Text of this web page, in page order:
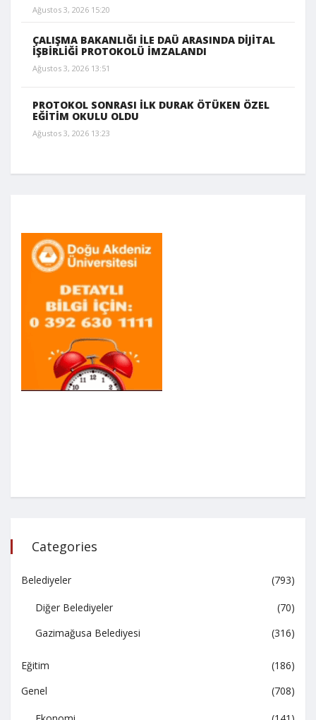
Ağustos 3, 2026 15:20
ÇALIŞMA BAKANLIĞI İLE DAÜ ARASINDA DİJİTAL
İŞBİRLİĞİ PROTOKOLÜ İMZALANDI
Ağustos 3, 2026 13:51
PROTOKOL SONRASI İLK DURAK ÖTÜKEN ÖZEL
EĞİTİM OKULU OLDU
Ağustos 3, 2026 13:23
Categories
Belediyeler (793)
Diğer Belediyeler
(70)
Gazimağusa Belediyesi
(316)
Eğitim
(186)
Genel
(708)